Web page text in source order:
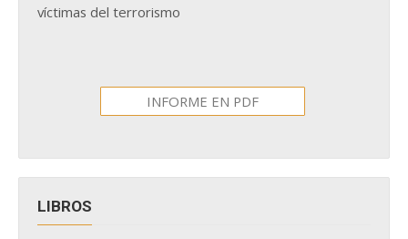
víctimas del terrorismo
INFORME EN PDF
LIBROS